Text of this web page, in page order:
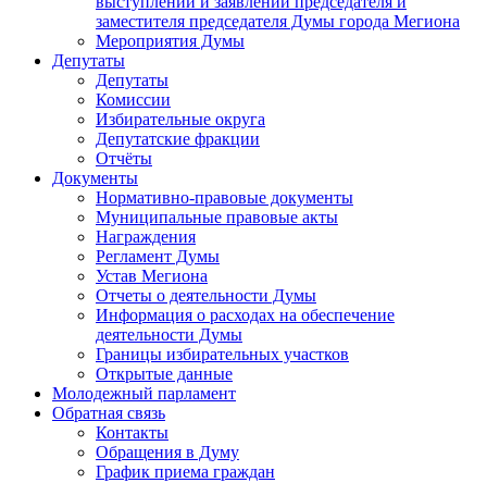
заместителя председателя Думы города Мегиона
Мероприятия Думы
Депутаты
Депутаты
Комиссии
Избирательные округа
Депутатские фракции
Отчёты
Документы
Нормативно-правовые документы
Муниципальные правовые акты
Награждения
Регламент Думы
Устав Мегиона
Отчеты о деятельности Думы
Информация о расходах на обеспечение
деятельности Думы
Границы избирательных участков
Открытые данные
Молодежный парламент
Обратная связь
Контакты
Обращения в Думу
График приема граждан